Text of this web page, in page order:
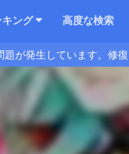
キング 高度な検索
題が発生しています。修